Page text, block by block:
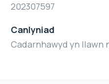
202307597
Canlyniad
Cadarnhawyd yn llawn